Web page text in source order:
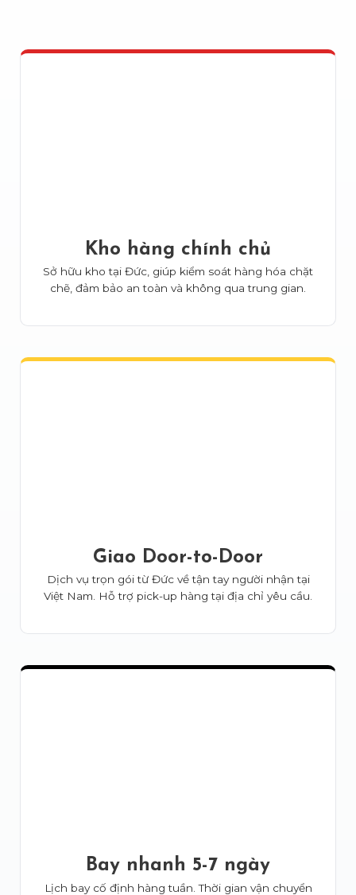
Kho hàng chính chủ
Sở hữu kho tại Đức, giúp kiểm soát hàng hóa chặt
chẽ, đảm bảo an toàn và không qua trung gian.
Giao Door-to-Door
Dịch vụ trọn gói từ Đức về tận tay người nhận tại
Việt Nam. Hỗ trợ pick-up hàng tại địa chỉ yêu cầu.
Bay nhanh 5-7 ngày
Lịch bay cố định hàng tuần. Thời gian vận chuyển